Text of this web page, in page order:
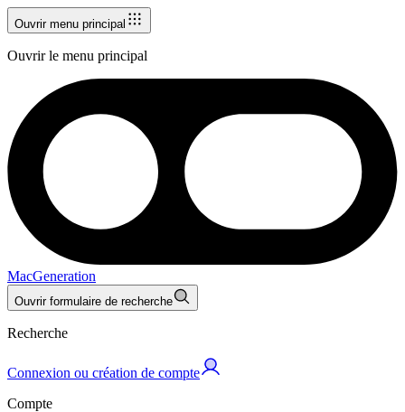
Ouvrir menu principal
Ouvrir le menu principal
MacGeneration
Ouvrir formulaire de recherche
Recherche
Connexion ou création de compte
Compte